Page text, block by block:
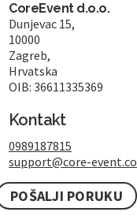
CoreEvent d.o.o.
Dunjevac 15,
10000
Zagreb,
Hrvatska
OIB: 36611335369
Kontakt
0989187815
support@core-event.co
POŠALJI PORUKU